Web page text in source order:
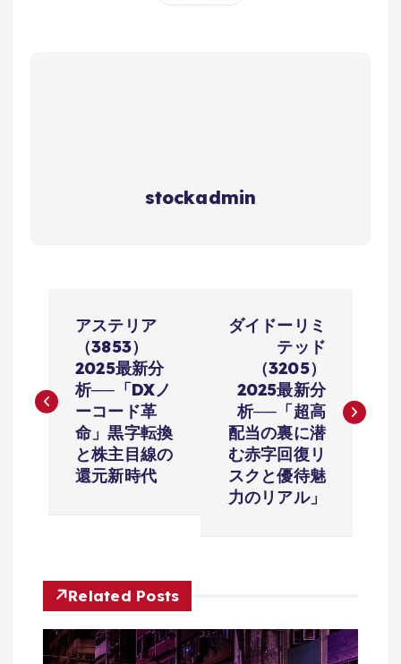
stockadmin
ナ
シ
ョ
アステリア
（3853）
2025最新分
析──「DXノ
ーコード革
命」黒字転換
と株主目線の
還元新時代
ダイドーリミ
テッド
（3205）
2025最新分
析──「超高
配当の裏に潜
む赤字回復リ
スクと優待魅
力のリアル」
Related Posts